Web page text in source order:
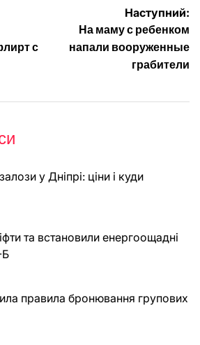
с
Наступний:
На маму с ребенком
напали вооруженные
грабители
у Дніпрі: ціни і куди
та встановили енергоощадні
Б
правила бронювання групових